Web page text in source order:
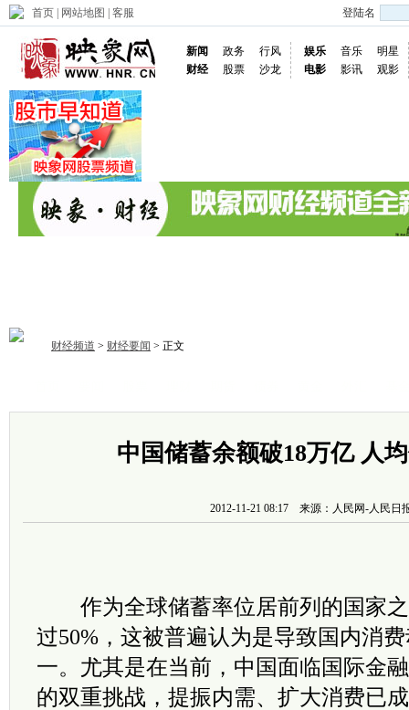
首页 网站地图 客服 登陆名
新闻 政务
行风
财经
股票 沙龙
娱乐 音乐
明星
电影
影讯 观影
财经频道 > 财经要闻 > 正文
中国储蓄余额破18万亿 人
2012-11-21 08:17 来源：人民网-人民日
作为全球储蓄率位居前列的国家之
过50%，这被普遍认为是导致国内消
一。尤其是在当前，中国面临国际金
的双重挑战，提振内需、扩大消费已